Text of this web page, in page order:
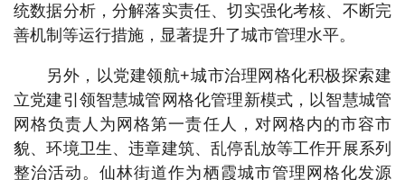
统数据分析，分解落实责任、切实强化考核、不断完
善机制等运行措施，显著提升了城市管理水平。
另外，以党建领航+城市治理网格化积极探索建
立党建引领智慧城管网格化管理新模式，以智慧城管
网格负责人为网格第一责任人，对网格内的市容市
貌、环境卫生、违章建筑、乱停乱放等工作开展系列
整治活动。仙林街道作为栖霞城市管理网格化发源